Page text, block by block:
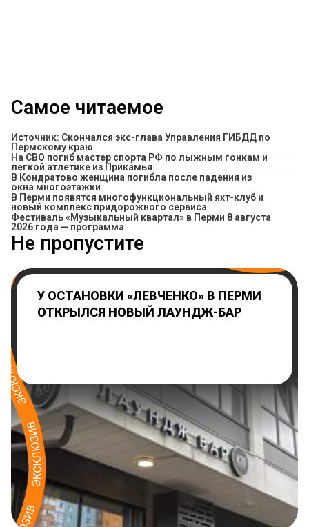
Самое читаемое
Источник: Скончался экс-глава Управления ГИБДД по
Пермскому краю
На СВО погиб мастер спорта РФ по лыжным гонкам и
легкой атлетике из Прикамья
В Кондратово женщина погибла после падения из
окна многоэтажки
В Перми появятся многофункциональный яхт-клуб и
новый комплекс придорожного сервиса
Фестиваль «Музыкальный квартал» в Перми 8 августа
2026 года — программа
Не пропустите
У ОСТАНОВКИ «ЛЕВЧЕНКО» В ПЕРМИ
ОТКРЫЛСЯ НОВЫЙ ЛАУНДЖ-БАР